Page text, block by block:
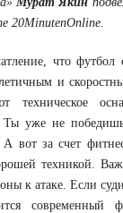
20MinutenOnline.
что
и
техническое
Ты уже не
вот за счет
техникой.
к атаке. Если
современный